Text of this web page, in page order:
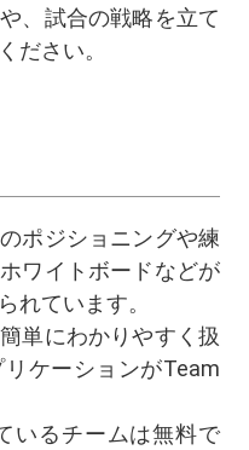
、試合の戦略を立て
ださい。
ポジショニングや練
ワイトボードなどが
れています。
単にわかりやすく扱
ケーションがTeam
いるチームは無料で